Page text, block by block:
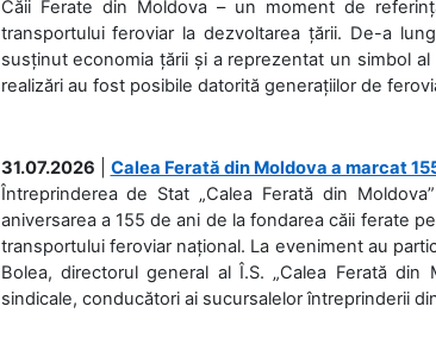
Căii Ferate din Moldova – un moment de
transportului feroviar la dezvoltarea țării. De-a
susținut economia țării și a reprezentat un simbol
realizări au fost posibile datorită generațiilor de
31.07.2026
Calea Ferată din Moldova a marcat
Întreprinderea de Stat „Calea Ferată din
aniversarea a 155 de ani de la fondarea căii ferate
transportului feroviar național. La eveniment au
Bolea, directorul general al Î.S. „Calea Ferată
sindicale, conducători ai sucursalelor întreprinderii